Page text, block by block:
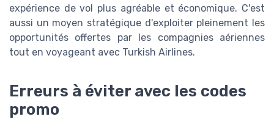
expérience de vol plus agréable et économique. C'est
aussi un moyen stratégique d'exploiter pleinement les
opportunités offertes par les compagnies aériennes
tout en voyageant avec Turkish Airlines.
Erreurs à éviter avec les codes
promo